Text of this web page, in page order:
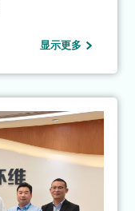
显示更多